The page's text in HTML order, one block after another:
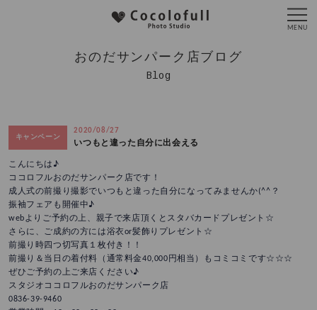
おのだサンパーク店ブログ
Blog
キャンペーン
2020/08/27
いつもと違った自分に出会える
こんにちは♪
ココロフルおのだサンパーク店です！
成人式の前撮り撮影でいつもと違った自分になってみませんか(^^？
振袖フェアも開催中♪
webよりご予約の上、親子で来店頂くとスタバカードプレゼント☆
さらに、ご成約の方には浴衣or髪飾りプレゼント☆
前撮り時四つ切写真１枚付き！！
前撮り＆当日の着付料（通常料金40,000円相当）もコミコミです☆☆☆
ぜひご予約の上ご来店ください♪
スタジオココロフルおのだサンパーク店
0836-39-9460